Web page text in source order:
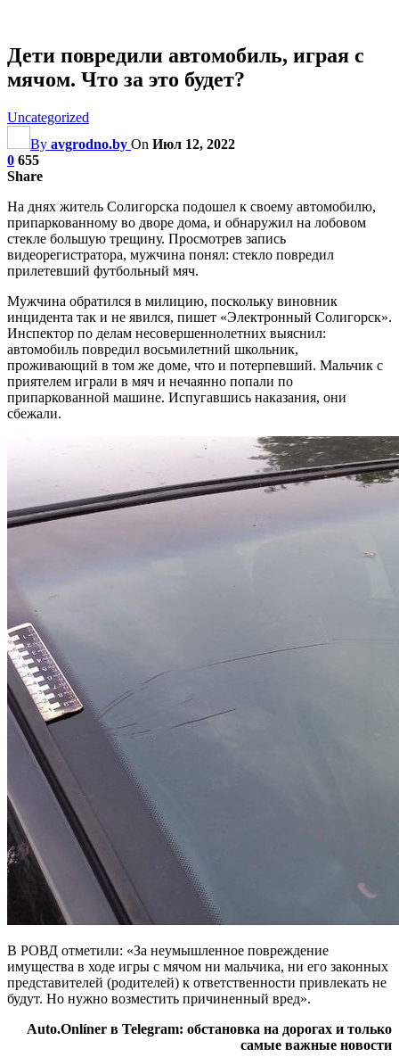
Дети повредили автомобиль, играя с
мячом. Что за это будет?
Uncategorized
By avgrodno.by On Июл 12, 2022
0 655
Share
На днях житель Солигорска подошел к своему автомобилю,
припаркованному во дворе дома, и обнаружил на лобовом
стекле большую трещину. Просмотрев запись
видеорегистратора, мужчина понял: стекло повредил
прилетевший футбольный мяч.
Мужчина обратился в милицию, поскольку виновник
инцидента так и не явился, пишет «Электронный Солигорск».
Инспектор по делам несовершеннолетних выяснил:
автомобиль повредил восьмилетний школьник,
проживающий в том же доме, что и потерпевший. Мальчик с
приятелем играли в мяч и нечаянно попали по
припаркованной машине. Испугавшись наказания, они
сбежали.
В РОВД отметили: «За неумышленное повреждение
имущества в ходе игры с мячом ни мальчика, ни его законных
представителей (родителей) к ответственности привлекать не
будут. Но нужно возместить причиненный вред».
Auto.Onlíner в Telegram: обстановка на дорогах и только
самые важные новости